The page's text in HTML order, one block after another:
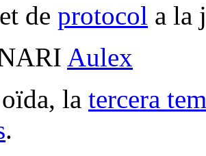
de protocol a la
Aulex
la tercera
.